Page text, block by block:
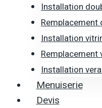
Installation
Remplacement
Installation
Remplacement
Installation
Menuiserie
Devis